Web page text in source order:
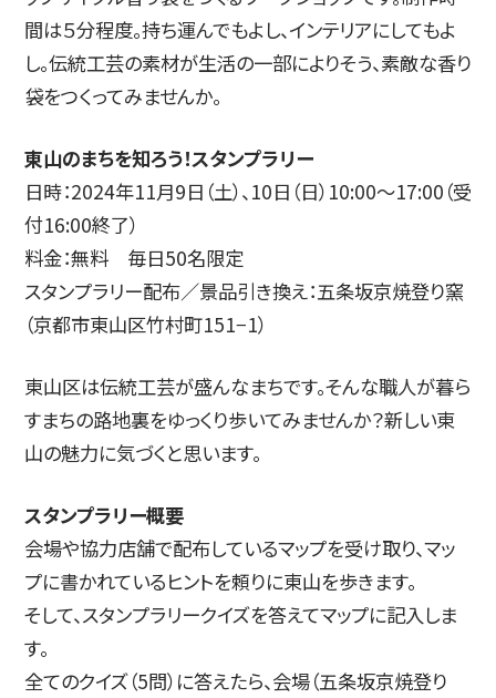
間は５分程度。持ち運んでもよし、インテリアにしてもよ
し。伝統工芸の素材が生活の一部によりそう、素敵な香り
袋をつくってみませんか。
東山のまちを知ろう！スタンプラリー
日時：2024年11月9日（土）、10日（日）10:00〜17:00（受
付16:00終了）
料金：無料 毎日50名限定
スタンプラリー配布／景品引き換え：五条坂京焼登り窯
（京都市東山区竹村町151−1）
東山区は伝統工芸が盛んなまちです。そんな職人が暮ら
すまちの路地裏をゆっくり歩いてみませんか？新しい東
山の魅力に気づくと思います。
スタンプラリー概要
会場や協力店舗で配布しているマップを受け取り、マッ
プに書かれているヒントを頼りに東山を歩きます。
そして、スタンプラリークイズを答えてマップに記入しま
す。
全てのクイズ（5問）に答えたら、会場（五条坂京焼登り